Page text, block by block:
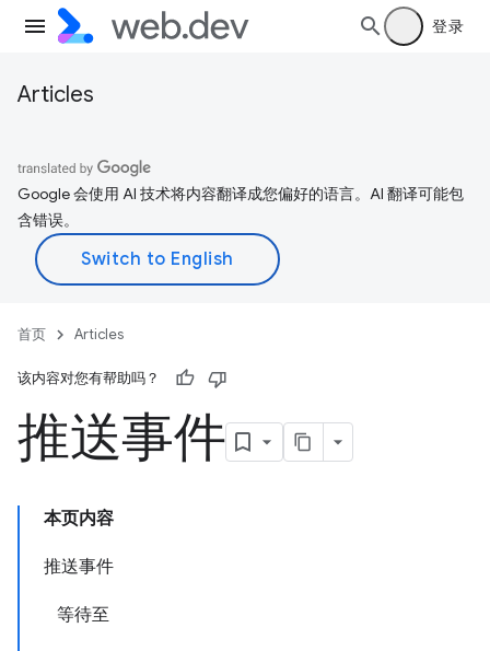
登录
Articles
Google 会使用 AI 技术将内容翻译成您偏好的语言。AI 翻译可能包
含错误。
首页 Articles
该内容对您有帮助吗？
推送事件
本页内容
推送事件
等待至